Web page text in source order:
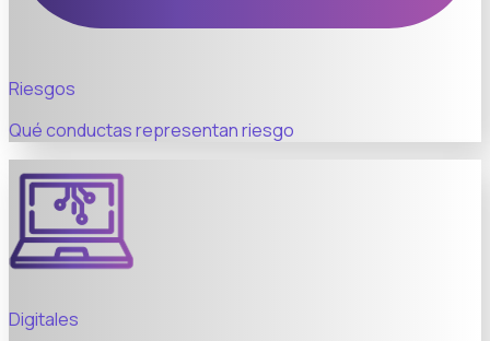
Riesgos
Qué conductas representan riesgo
Digitales